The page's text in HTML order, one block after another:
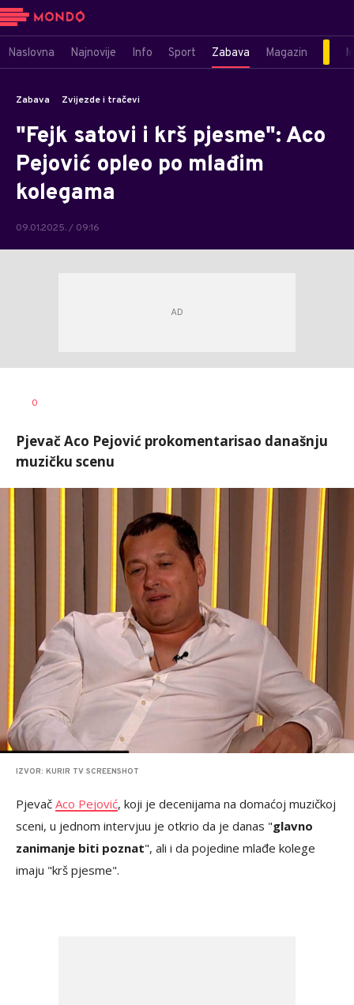
Naslovna Najnovije Info Sport Zabava Magazin
Zabava Zvijezde i tračevi
"Fejk satovi i krš pjesme": Aco
Pejović opleo po mlađim
kolegama
09.01.2025. / 09:16
0
Pjevač Aco Pejović prokomentarisao današnju
muzičku scenu
IZVOR: KURIR TV SCREENSHOT
Pjevač Aco Pejović, koji je decenijama na domaćoj muzičkoj
sceni, u jednom intervjuu je otkrio da je danas "glavno
zanimanje biti poznat", ali i da pojedine mlađe kolege
imaju "krš pjesme".